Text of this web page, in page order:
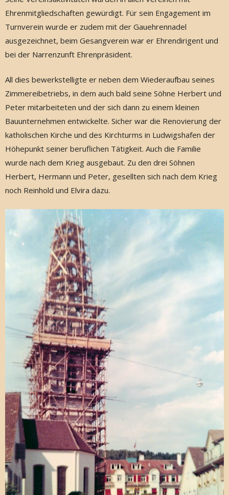
Ehrenmitgliedschaften gewürdigt. Für sein Engagement im
Turnverein wurde er zudem mit der Gauehrennadel
ausgezeichnet, beim Gesangverein war er Ehrendirigent und
bei der Narrenzunft Ehrenpräsident.
All dies bewerkstelligte er neben dem Wiederaufbau seines
Zimmereibetriebs, in dem auch bald seine Söhne Herbert und
Peter mitarbeiteten und der sich dann zu einem kleinen
Bauunternehmen entwickelte. Sicher war die Renovierung der
katholischen Kirche und des Kirchturms in Ludwigshafen der
Höhepunkt seiner beruflichen Tätigkeit. Auch die Familie
wurde nach dem Krieg ausgebaut. Zu den drei Söhnen
Herbert, Hermann und Peter, gesellten sich nach dem Krieg
noch Reinhold und Elvira dazu.